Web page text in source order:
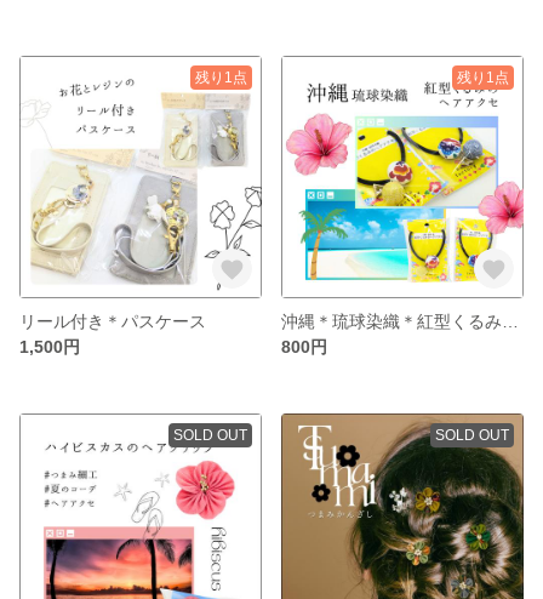
残り1点
リール付き＊パスケース
1,500円
残り1点
800円
SOLD OUT SOLD OUT